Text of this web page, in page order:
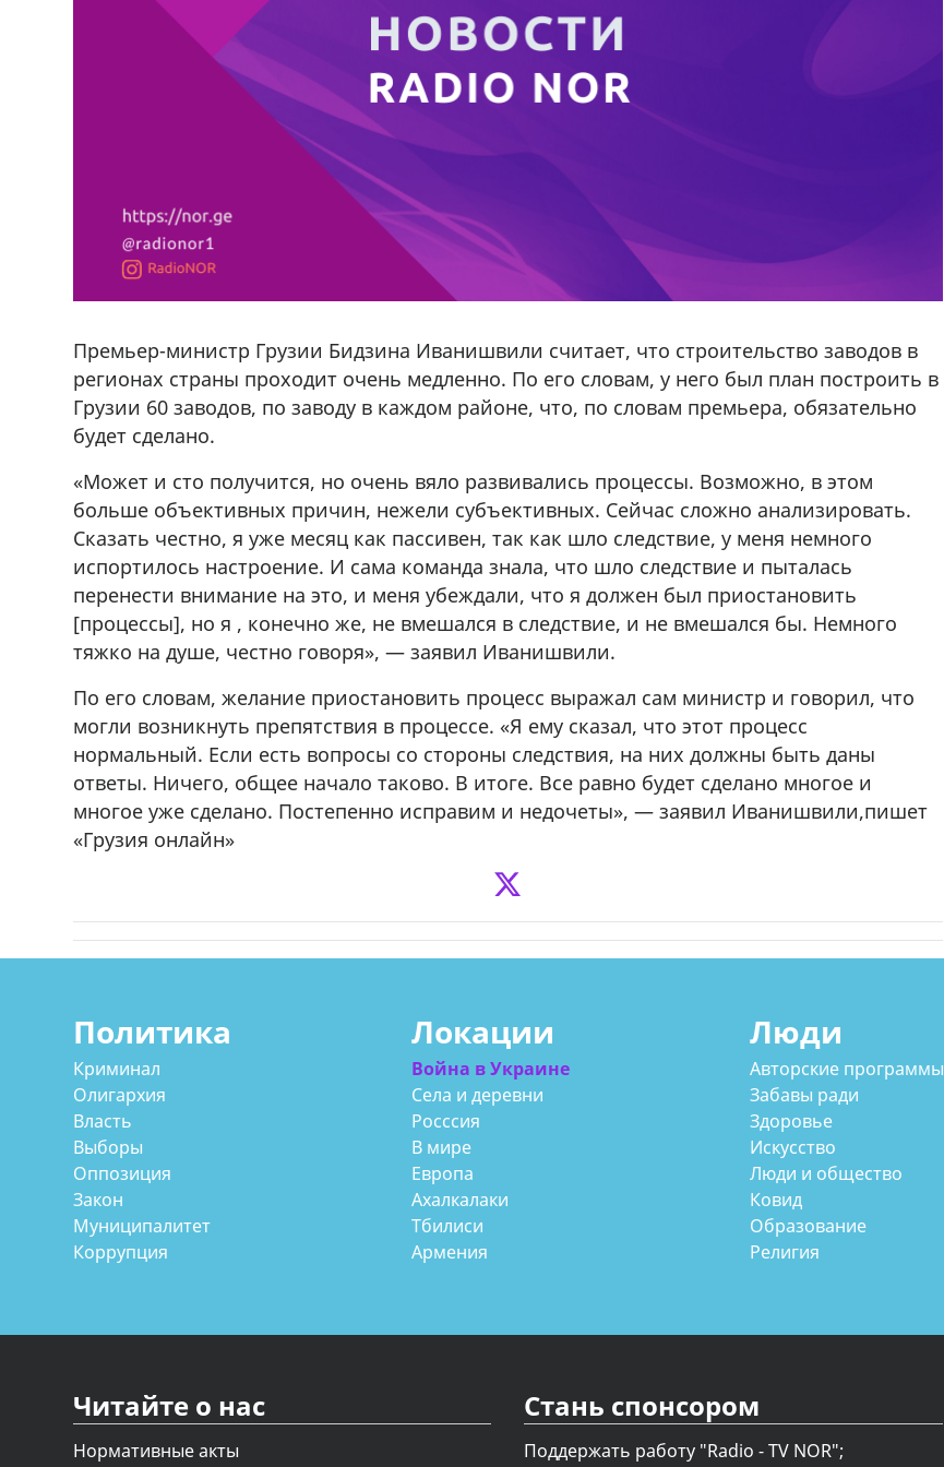
Премьер-министр Грузии Бидзина Иванишвили считает, что строительство заводов в
регионах страны проходит очень медленно. По его словам, у него был план построить в
Грузии 60 заводов, по заводу в каждом районе, что, по словам премьера, обязательно
будет сделано.
«Может и сто получится, но очень вяло развивались процессы. Возможно, в этом
больше объективных причин, нежели субъективных. Сейчас сложно анализировать.
Сказать честно, я уже месяц как пассивен, так как шло следствие, у меня немного
испортилось настроение. И сама команда знала, что шло следствие и пыталась
перенести внимание на это, и меня убеждали, что я должен был приостановить
[процессы], но я , конечно же, не вмешался в следствие, и не вмешался бы. Немного
тяжко на душе, честно говоря», — заявил Иванишвили.
По его словам, желание приостановить процесс выражал сам министр и говорил, что
могли возникнуть препятствия в процессе. «Я ему сказал, что этот процесс
нормальный. Если есть вопросы со стороны следствия, на них должны быть даны
ответы. Ничего, общее начало таково. В итоге. Все равно будет сделано многое и
многое уже сделано. Постепенно исправим и недочеты», — заявил Иванишвили,пишет
«Грузия онлайн»
Политика
Криминал
Олигархия
Власть
Выборы
Оппозиция
Закон
Муниципалитет
Коррупция
Локации
Война в Украине
Села и деревни
Росссия
В мире
Европа
Ахалкалаки
Тбилиси
Армения
Люди
Авторские программы
Забавы ради
Здоровье
Искусство
Люди и общество
Ковид
Образование
Религия
Читайте о нас
Нормативные акты
Стань спонсором
Поддержать работу "Radio - TV NOR";